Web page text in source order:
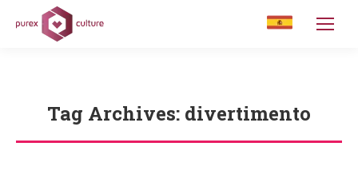
Tag Archives: divertimento
You are here: